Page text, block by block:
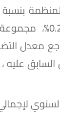
شخصية بنسبة 0.3%، مجموعة
معدل
مايو 2026 ، مقارنة